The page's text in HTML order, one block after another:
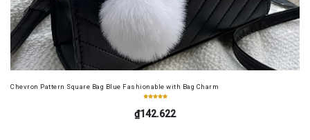
Chevron Pattern Square Bag Blue Fashionable with Bag Charm
₫142.622